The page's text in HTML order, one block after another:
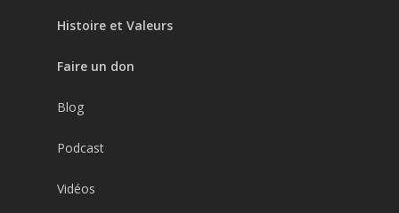
Histoire et Valeurs
Faire un don
Blog
Podcast
Vidéos